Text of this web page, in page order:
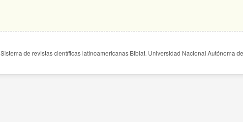
Sistema de revistas científicas latinoamericanas Biblat. Universidad Nacional Autónoma